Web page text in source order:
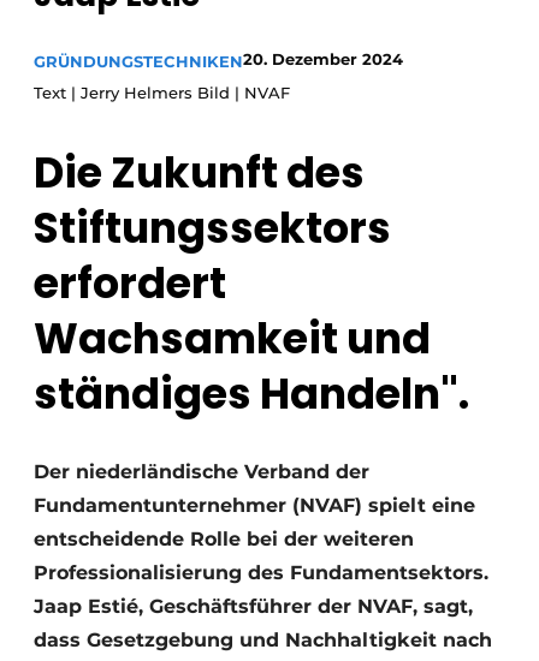
GRÜNDUNGSTECHNIKEN20. Dezember 2024
Text | Jerry Helmers Bild | NVAF
Die Zukunft des
Stiftungssektors
erfordert
Wachsamkeit und
ständiges Handeln".
Der niederländische Verband der
Fundamentunternehmer (NVAF) spielt eine
entscheidende Rolle bei der weiteren
Professionalisierung des Fundamentsektors.
Jaap Estié, Geschäftsführer der NVAF, sagt,
dass Gesetzgebung und Nachhaltigkeit nach